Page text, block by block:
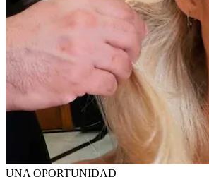
UNA OPORTUNIDAD